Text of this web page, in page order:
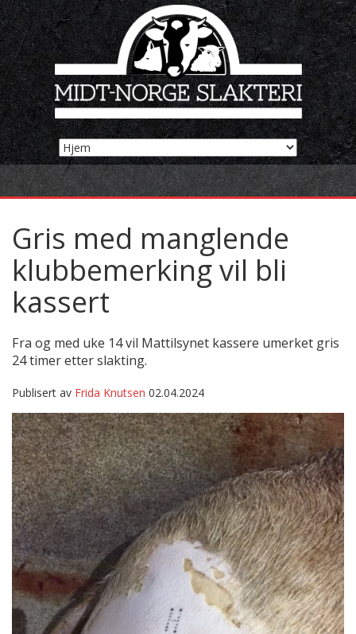
Gris med manglende
klubbemerking vil bli
kassert
Fra og med uke 14 vil Mattilsynet kassere umerket gris
24 timer etter slakting.
Publisert av Frida Knutsen 02.04.2024